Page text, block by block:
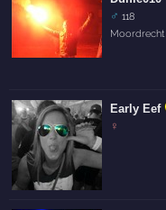
♂ 118
Moordrecht
Early Eef
♀